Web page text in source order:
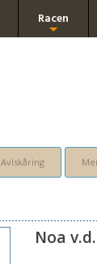
Racen
Avlskåring
Noa